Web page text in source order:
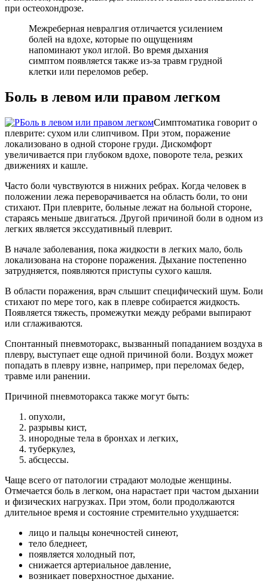
при остеохондрозе.
Межреберная невралгия отличается усилением
болей на вдохе, которые по ощущениям
напоминают укол иглой. Во время дыхания
симптом появляется также из-за травм грудной
клетки или переломов ребер.
Боль в левом или правом легком
Симптоматика говорит о
плеврите: сухом или слипчивом. При этом, поражение
локализовано в одной стороне груди. Дискомфорт
увеличивается при глубоком вдохе, повороте тела, резких
движениях и кашле.
Часто боли чувствуются в нижних ребрах. Когда человек в
положении лежа переворачивается на область боли, то они
стихают. При плеврите, больные лежат на больной стороне,
стараясь меньше двигаться. Другой причиной боли в одном из
легких является экссудативный плеврит.
В начале заболевания, пока жидкости в легких мало, боль
локализована на стороне поражения. Дыхание постепенно
затрудняется, появляются приступы сухого кашля.
В области поражения, врач слышит специфический шум. Боли
стихают по мере того, как в плевре собирается жидкость.
Появляется тяжесть, промежутки между ребрами выпирают
или сглаживаются.
Спонтанный пневмоторакс, вызванный попаданием воздуха в
плевру, выступает еще одной причиной боли. Воздух может
попадать в плевру извне, например, при переломах бедер,
травме или ранении.
Причиной пневмоторакса также могут быть:
опухоли,
разрывы кист,
инородные тела в бронхах и легких,
туберкулез,
абсцессы.
Чаще всего от патологии страдают молодые женщины.
Отмечается боль в легком, она нарастает при частом дыхании
и физических нагрузках. При этом, боли продолжаются
длительное время и состояние стремительно ухудшается:
лицо и пальцы конечностей синеют,
тело бледнеет,
появляется холодный пот,
снижается артериальное давление,
возникает поверхностное дыхание.